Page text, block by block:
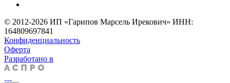
© 2012-2026 ИП «Гарипов Марсель Ирекович» ИНН:
164809697841
Конфиденциальность
Оферта
Разработано в